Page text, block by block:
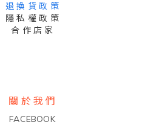
退 換 貨 政 策
隱 私 權 政 策
合 作 店 家
關 於 我 們
FACEBOOK